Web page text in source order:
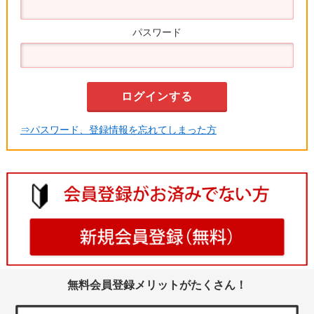
パスワード
⇒パスワード、登録情報を忘れてしまった方
無料会員登録メリットがたくさん！